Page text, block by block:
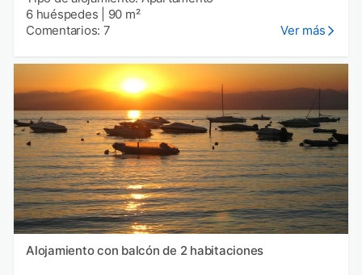
6 huéspedes
90 m²
Comentarios: 7
Ver más
Alojamiento con balcón de 2 habitaciones